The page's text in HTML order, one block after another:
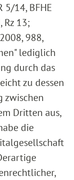
5/14, BFHE
Rz 13;
988,
lediglich
durch das
zu dessen
zwischen
Dritten aus,
die